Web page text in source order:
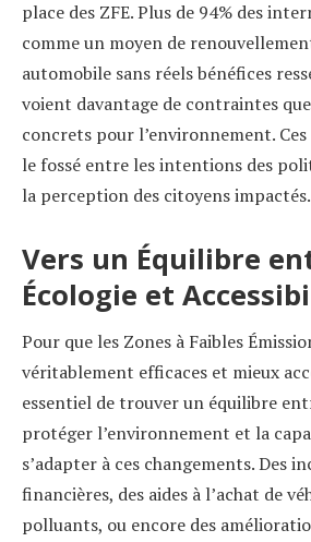
place des ZFE. Plus de 94% des
comme un moyen de
automobile sans réels bénéfices
voient davantage de contraintes
concrets pour l’environnement.
le fossé entre les intentions des
la perception des citoyens impactés.
Vers un Équilibre
Écologie et
Pour que les Zones à Faibles
véritablement efficaces et mieux
essentiel de trouver un équilibre
protéger l’environnement et la
s’adapter à ces changements. Des
financières, des aides à l’achat de
polluants, ou encore des